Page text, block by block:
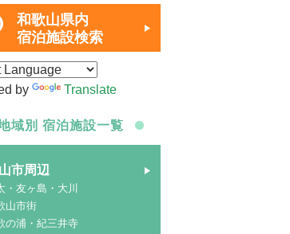
和歌山県内
宿泊施設検索
by Translate
域別 宿泊施設一覧
市周辺
・友ヶ島・大川
山市街
の浦・紀三井寺